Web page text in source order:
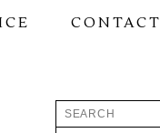
CONTACT